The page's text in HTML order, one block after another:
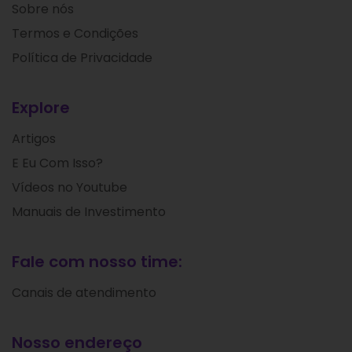
Sobre nós
Termos e Condições
Política de Privacidade
Explore
Artigos
E Eu Com Isso?
Vídeos no Youtube
Manuais de Investimento
Fale com nosso time:
Canais de atendimento
Nosso endereço